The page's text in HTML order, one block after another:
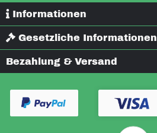
Informationen
Gesetzliche Informationen
Bezahlung & Versand